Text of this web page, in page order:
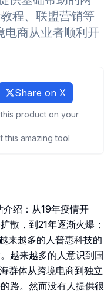
程、联盟营销等
电商从业者顺利开
Share on X
product on your
this amazing tool
介绍：从19年疫情开
散，到21年逐渐火爆；
来越多的人普惠科技的
越来越多的人意识到国
群体从跨境电商到独立
路。然而没有人提供很